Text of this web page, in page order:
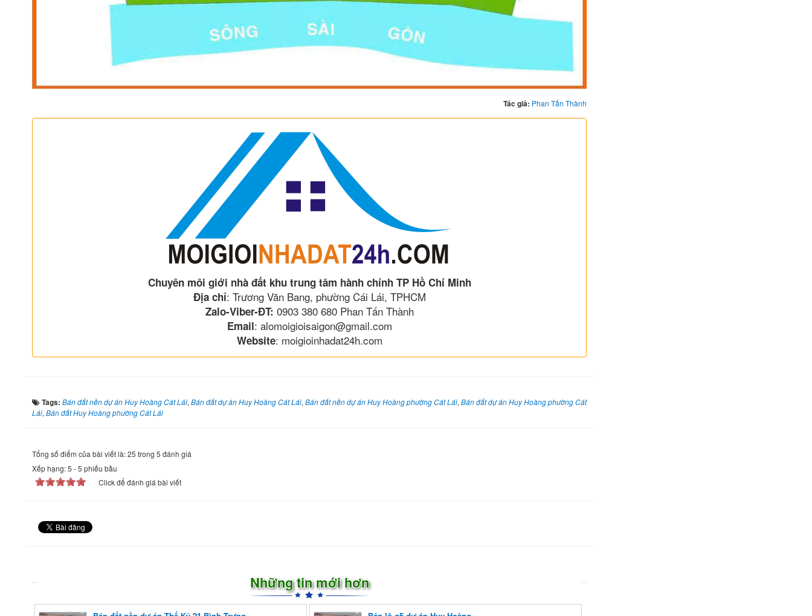
Tác giả: Phan Tấn Thành
Chuyên môi giới nhà đất khu trung tâm hành chính TP Hồ Chí Minh
Địa chỉ: Trương Văn Bang, phường Cái Lái, TPHCM
Zalo-Viber-ĐT: 0903 380 680 Phan Tấn Thành
Email: alomoigioisaigon@gmail.com
Website: moigioinhadat24h.com
Tags: Bán đất nền dự án Huy Hoàng Cát Lái, Bán đất dự án Huy Hoàng Cát Lái, Bán đất nền dự án Huy Hoàng phường Cát Lái, Bán đất dự án Huy Hoàng phường Cát
Lái, Bán đất Huy Hoàng phường Cát Lái
Tổng số điểm của bài viết là: 25 trong 5 đánh giá
Xếp hạng:5 -5 phiếu bầu
Click để đánh giá bài viết
Những tin mới hơn